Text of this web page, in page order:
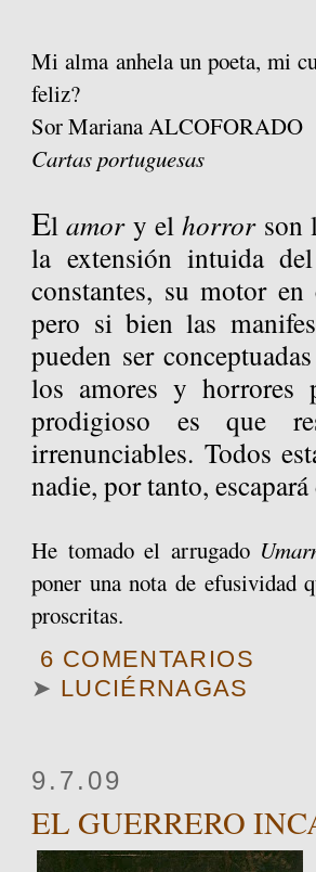
Mi alma anhela un poeta, mi
feliz?
Sor Mariana ALCOFORADO
Cartas portuguesas
Elamory elhorrorson
la extensión intuida
constantes, su motor
pero si bien las
pueden ser
los amores y horrores
prodigioso es que
irrenunciables. Todos
nadie, por tanto,
He tomado el arrugado
poner una nota de efusividad
proscritas.
6 COMENTARIOS
➤ LUCIÉRNAGAS
9.7.09
EL GUERRERO